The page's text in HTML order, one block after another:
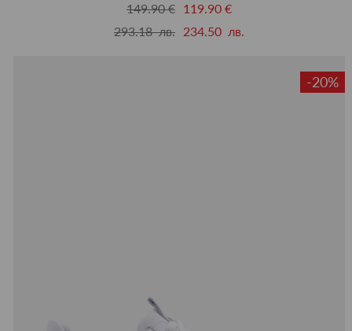
149.90 € 119.90 €
293.18 лв. 234.50 лв.
-20%